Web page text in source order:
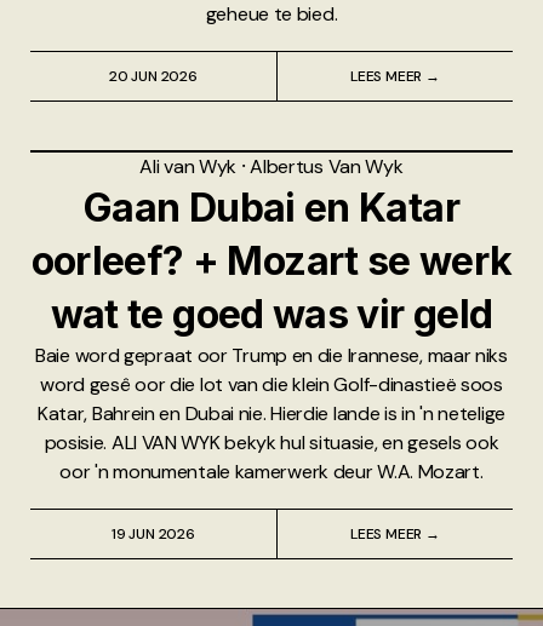
geheue te bied.
20 JUN 2026 LEES MEER →
Ali van Wyk ⸱Albertus Van Wyk
Gaan Dubai en Katar
oorleef? + Mozart se werk
wat te goed was vir geld
Baie word gepraat oor Trump en die Irannese, maar niks
word gesê oor die lot van die klein Golf-dinastieë soos
Katar, Bahrein en Dubai nie. Hierdie lande is in 'n netelige
posisie. ALI VAN WYK bekyk hul situasie, en gesels ook
oor 'n monumentale kamerwerk deur W.A. Mozart.
19 JUN 2026 LEES MEER →